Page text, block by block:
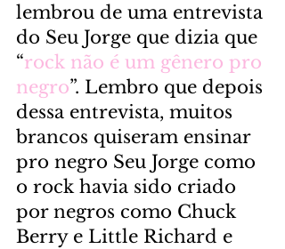
lembrou de uma entrevista
do Seu Jorge que dizia que
“rock não é um gênero pro
negro”. Lembro que depois
dessa entrevista, muitos
brancos quiseram ensinar
pro negro Seu Jorge como
o rock havia sido criado
por negros como Chuck
Berry e Little Richard e